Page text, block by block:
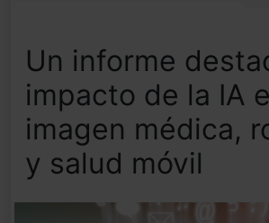
Un informe
impacto de la IA
imagen médica,
y salud móvil